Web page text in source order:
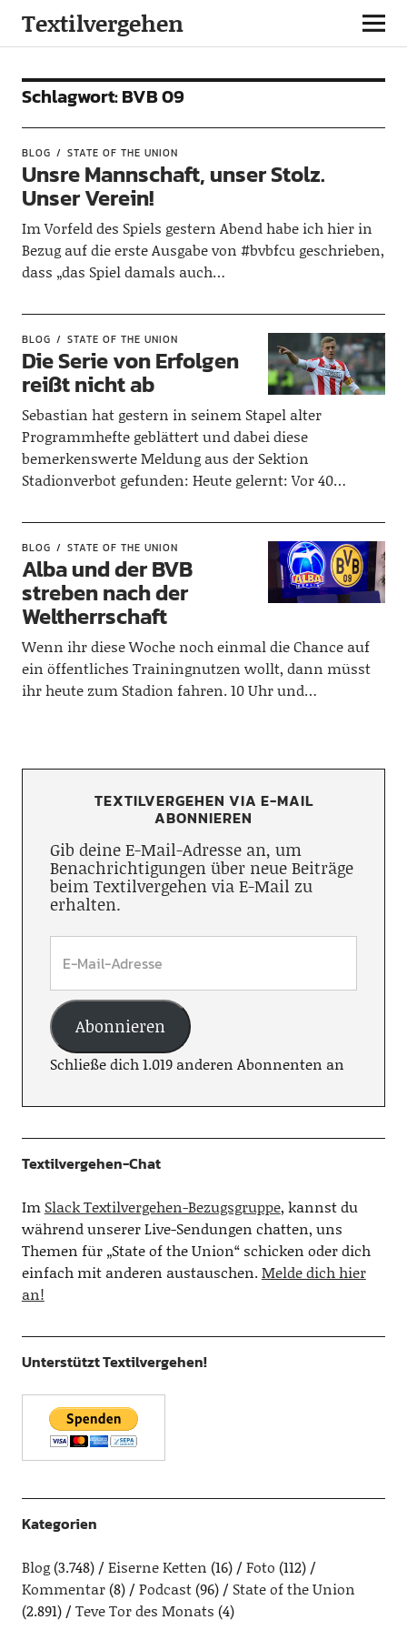
Textilvergehen
Schlagwort:BVB 09
BLOG STATE OF THE UNION
Unsre Mannschaft, unser Stolz.
Unser Verein!
Im Vorfeld des Spiels gestern Abend habe ich hier in
Bezug auf die erste Ausgabe von #bvbfcu geschrieben,
dass „das Spiel damals auch…
BLOG STATE OF THE UNION
Die Serie von Erfolgen
reißt nicht ab
Sebastian hat gestern in seinem Stapel alter
Programmhefte geblättert und dabei diese
bemerkenswerte Meldung aus der Sektion
Stadionverbot gefunden: Heute gelernt: Vor 40…
BLOG STATE OF THE UNION
Alba und der BVB
streben nach der
Weltherrschaft
Wenn ihr diese Woche noch einmal die Chance auf
ein öffentliches Trainingnutzen wollt, dann müsst
ihr heute zum Stadion fahren. 10 Uhr und…
TEXTILVERGEHEN VIA E-MAIL
ABONNIEREN
Gib deine E-Mail-Adresse an, um
Benachrichtigungen über neue Beiträge
beim Textilvergehen via E-Mail zu
erhalten.
Abonnieren
Schließe dich 1.019 anderen Abonnenten an
Textilvergehen-Chat
Im Slack Textilvergehen-Bezugsgruppe, kannst du
während unserer Live-Sendungen chatten, uns
Themen für „State of the Union“ schicken oder dich
einfach mit anderen austauschen.Melde dich hier
an!
Unterstützt Textilvergehen!
Kategorien
Blog(3.748) Eiserne Ketten (16) Foto (112)
Kommentar(8) Podcast(96)
State of the Union
(2.891)
Teve Tor des Monats (4)